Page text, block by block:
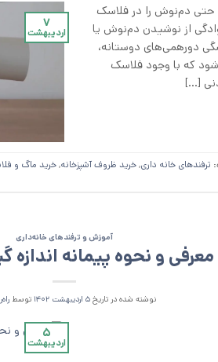
۷
اردیبهشت
حتی دم‌نوش را در فلاسک
از نوشیدن دم‌نوش یا
دورهمی‌های دوستانه،
که با وجود فلاسک
[…]
ترفندهای خانه داری,خرید ظروف آشپزخانه,خرید ماگ و
آموزش و ترفند‌های خانه‌داری
معرفی و نحوه پیمانه اندازه‌
نوشته شده در تاریخ۵ اردیبهشت ۱۴۰۲ توسط
۵
اردیبهشت